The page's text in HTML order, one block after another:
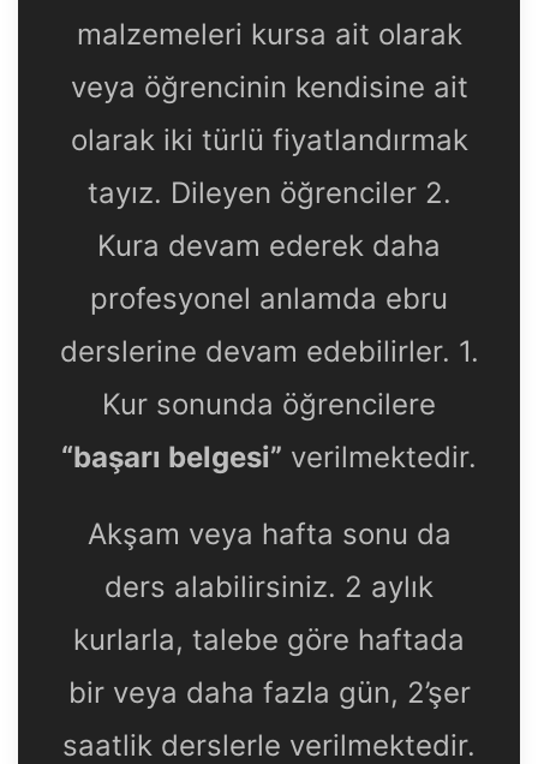
malzemeleri kursa ait olarak
veya öğrencinin kendisine ait
olarak iki türlü fiyatlandırmak
tayız. Dileyen öğrenciler 2.
Kura devam ederek daha
profesyonel anlamda ebru
derslerine devam edebilirler. 1.
Kur sonunda öğrencilere
“başarı belgesi” verilmektedir.
Akşam veya hafta sonu da
ders alabilirsiniz. 2 aylık
kurlarla, talebe göre haftada
bir veya daha fazla gün, 2’şer
saatlik derslerle verilmektedir.